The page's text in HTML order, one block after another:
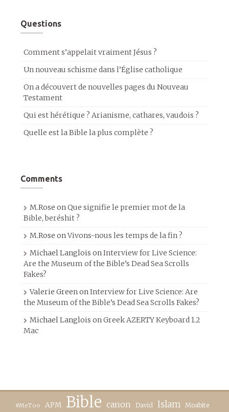
Questions
Comment s’appelait vraiment Jésus ?
Un nouveau schisme dans l’Église catholique
On a découvert de nouvelles pages du Nouveau
Testament
Qui est hérétique ? Arianisme, cathares, vaudois ?
Quelle est la Bible la plus complète ?
Comments
M.Rose onQue signifie le premier mot de la
Bible, beréshit ?
M.Rose onVivons-nous les temps de la fin ?
Michael Langlois onInterview for Live Science:
Are the Museum of the Bible’s Dead Sea Scrolls
Fakes?
Valerie GreenonInterview for Live Science: Are
the Museum of the Bible’s Dead Sea Scrolls Fakes?
Michael Langlois onGreek AZERTY Keyboard 1.2
Mac
#MeToo APM Bible canon David Islam Moabite